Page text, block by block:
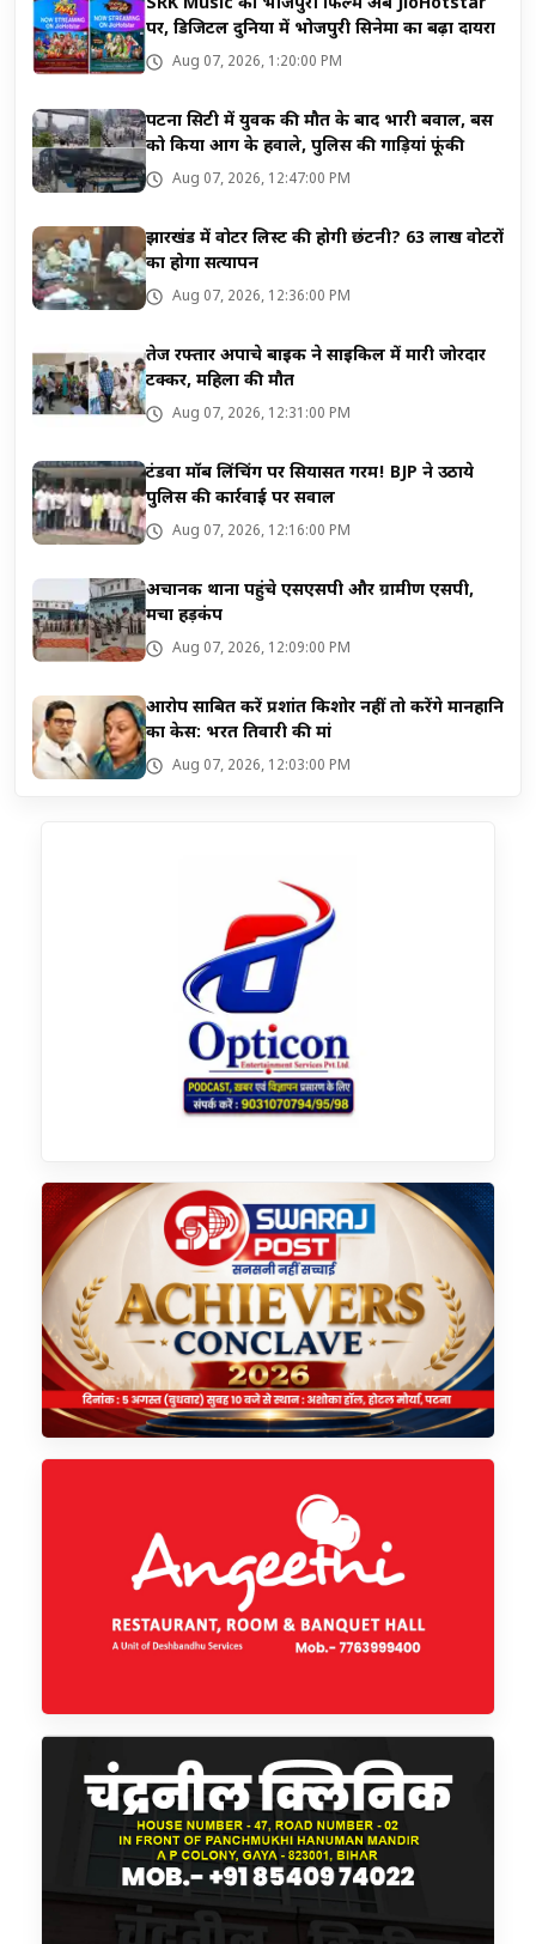
पर, डिजिटल दुनिया में भोजपुरी सिनेमा का बढ़ा दायरा
Aug 07, 2026, 1:20:00 PM
पटना सिटी में युवक की मौत के बाद भारी बवाल, बस
को किया आग के हवाले, पुलिस की गाड़ियां फूंकी
Aug 07, 2026, 12:47:00 PM
झारखंड में वोटर लिस्ट की होगी छंटनी? 63 लाख वोटरों
का होगा सत्यापन
Aug 07, 2026, 12:36:00 PM
तेज रफ्तार अपाचे बाइक ने साइकिल में मारी जोरदार
टक्कर, महिला की मौत
Aug 07, 2026, 12:31:00 PM
टंडवा मॉब लिंचिंग पर सियासत गरम! BJP ने उठाये
पुलिस की कार्रवाई पर सवाल
Aug 07, 2026, 12:16:00 PM
अचानक थाना पहुंचे एसएसपी और ग्रामीण एसपी,
मचा हड़कंप
Aug 07, 2026, 12:09:00 PM
आरोप साबित करें प्रशांत किशोर नहीं तो करेंगे मानहानि
का केस: भरत तिवारी की मां
Aug 07, 2026, 12:03:00 PM